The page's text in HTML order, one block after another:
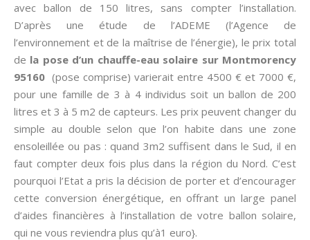
avec ballon de 150 litres, sans compter l’installation.
D’après une étude de l’ADEME (l’Agence de
l’environnement et de la maîtrise de l’énergie), le prix total
de la pose d’un chauffe-eau solaire sur Montmorency
95160 (pose comprise) varierait entre 4500 € et 7000 €,
pour une famille de 3 à 4 individus soit un ballon de 200
litres et 3 à 5 m2 de capteurs. Les prix peuvent changer du
simple au double selon que l’on habite dans une zone
ensoleillée ou pas : quand 3m2 suffisent dans le Sud, il en
faut compter deux fois plus dans la région du Nord. C’est
pourquoi l’Etat a pris la décision de porter et d’encourager
cette conversion énergétique, en offrant un large panel
d’aides financières à l’installation de votre ballon solaire,
qui ne vous reviendra plus qu’à1 euro}.